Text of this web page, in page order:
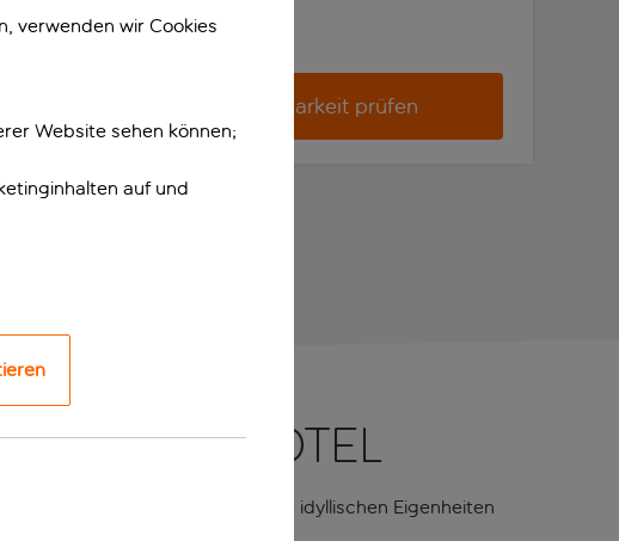
Verfügbarkeit prüfen
Hotel
Dorfes. Hier kannst du viele der idyllischen Eigenheiten
verwenden wir Cookies
Website sehen können;
auf und